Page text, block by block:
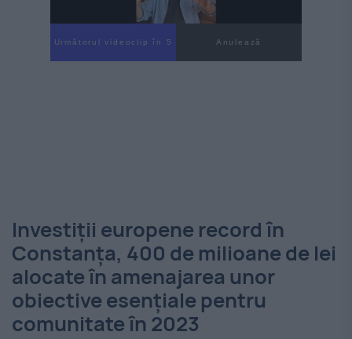
Următorul videoclip în 3 Anulează
Investiții europene record în
Constanța, 400 de milioane de lei
alocate în amenajarea unor
obiective esențiale pentru
comunitate în 2023